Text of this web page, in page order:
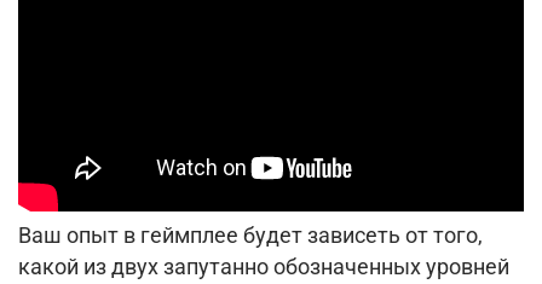
Ваш опыт в геймплее будет зависеть от того,
какой из двух запутанно обозначенных уровней